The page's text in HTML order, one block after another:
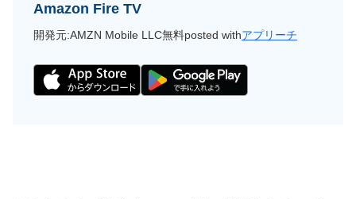
Amazon Fire TV
開発元:AMZN Mobile LLC無料posted withアプリーチ